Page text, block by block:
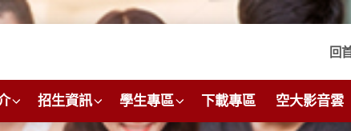
回
招生資訊 學生專區 下載專區 空大影音雲